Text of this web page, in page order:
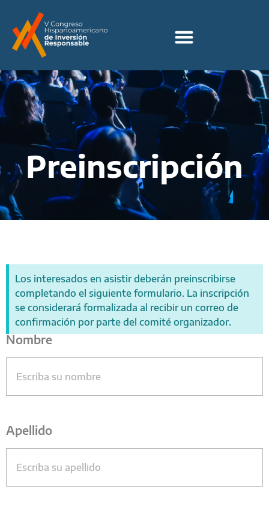
Preinscripción
Los interesados en asistir deberán preinscribirse
completando el siguiente formulario. La inscripción
se considerará formalizada al recibir un correo de
confirmación por parte del comité organizador.
Nombre
Apellido